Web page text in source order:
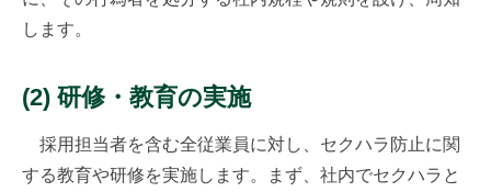
します。
(2) 研修・教育の実施
採用担当者を含む全従業員に対し、セクハラ防止に関
する教育や研修を実施します。まず、社内でセクハラと